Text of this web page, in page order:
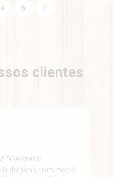
5 6 >
clientes
"Oestress"
uma com mood